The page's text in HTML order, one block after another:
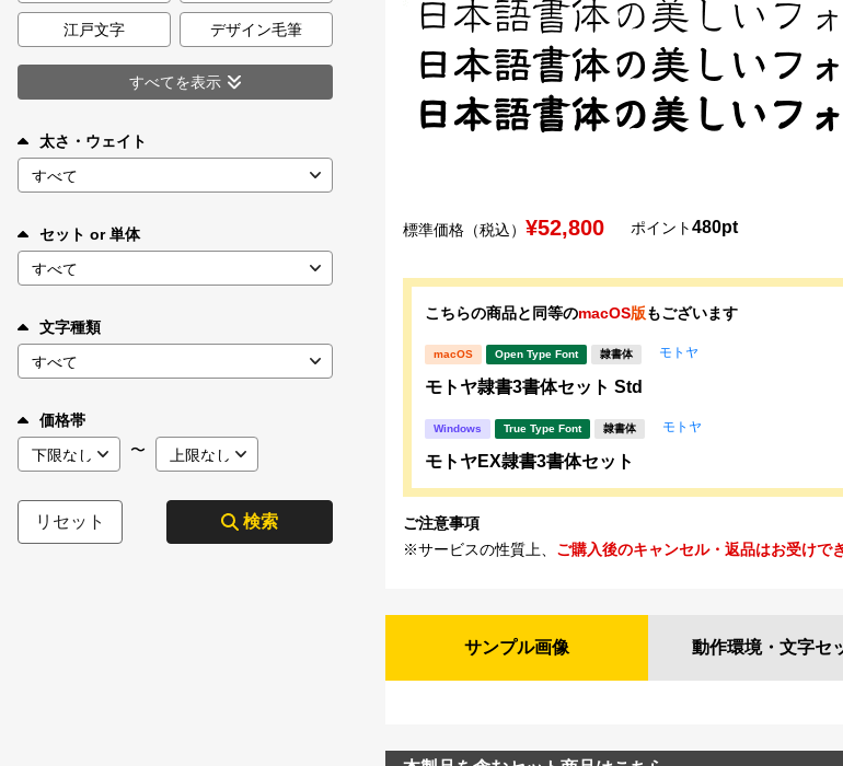
ご利用ガイド
お問い合わせ
江戸文字 デザイン毛筆
すべてを表示
太さ・ウェイト
セット or 単体
文字種類
価格帯
〜
リセット 検索
標準価格（税込） ¥52,800 ポイント480pt
こちらの商品と同等のmacOS版もございます
macOS Open Type Font 隷書体 モトヤ
モトヤ隷書3書体セット Std
Windows True Type Font 隷書体 モトヤ
モトヤEX隷書3書体セット
ご注意事項
※サービスの性質上、 ご購入後のキャンセル・返品はお受けで
サンプル画像 動作環境・ 文字セ